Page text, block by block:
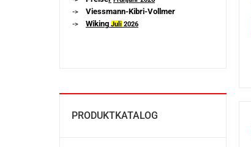
-> Viessmann-Kibri-Vollmer
-> Wiking Juli 2026
PRODUKTKATALOG